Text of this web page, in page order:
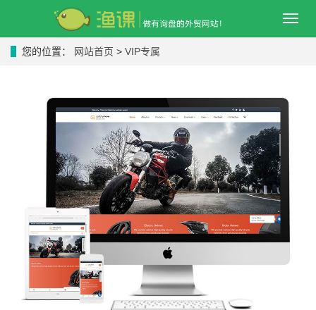
导
您的位置： 网站首页 > VIP专属